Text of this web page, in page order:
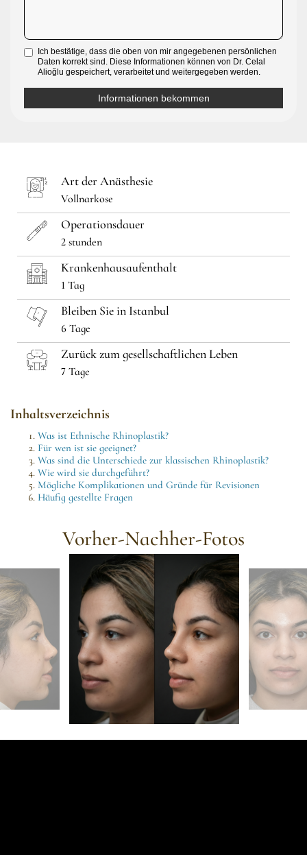
Ich bestätige, dass die oben von mir angegebenen persönlichen
Daten korrekt sind. Diese Informationen können von Dr. Celal
Alioğlu gespeichert, verarbeitet und weitergegeben werden.
Art der Anästhesie
Vollnarkose
Operationsdauer
2 stunden
Krankenhausaufenthalt
1 Tag
Bleiben Sie in Istanbul
6 Tage
Zurück zum gesellschaftlichen Leben
7 Tage
Inhaltsverzeichnis
Was ist Ethnische Rhinoplastik?
Für wen ist sie geeignet?
Was sind die Unterschiede zur klassischen Rhinoplastik?
Wie wird sie durchgeführt?
Mögliche Komplikationen und Gründe für Revisionen
Häufig gestellte Fragen
Vorher-Nachher-Fotos